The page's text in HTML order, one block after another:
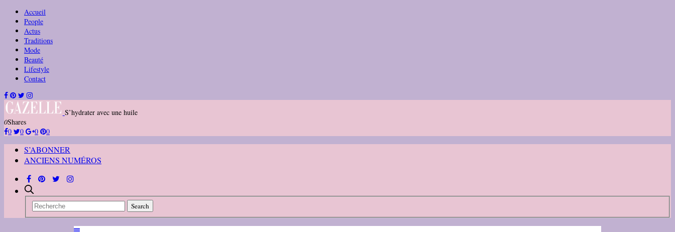
Accueil
People
Actus
Traditions
Mode
Beauté
Lifestyle
Contact
S’hydrater avec une huile
0Shares
0
0 0 0
S’ABONNER
ANCIENS NUMÉROS